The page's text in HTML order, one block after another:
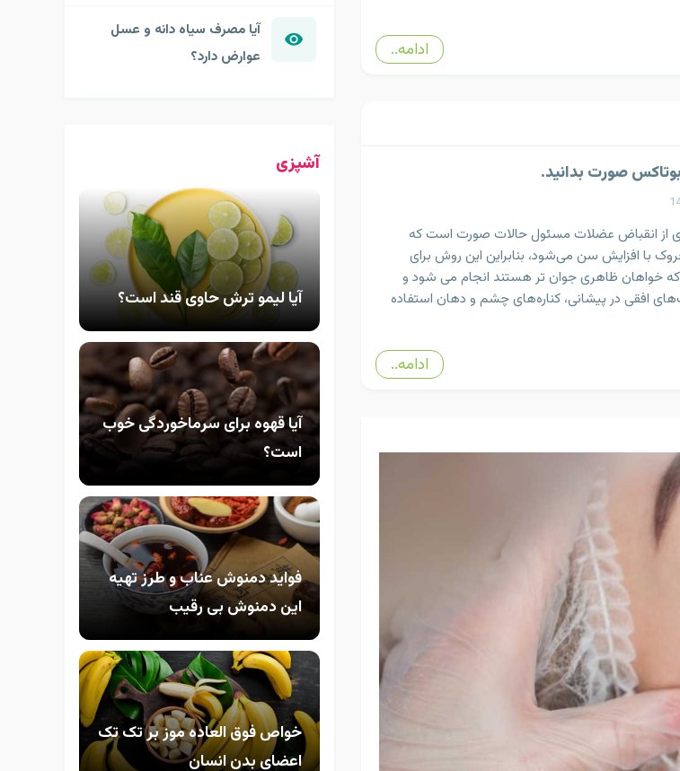
ادامه..
صورت بدانید.
از انقباض عضلات مسئول حالات صورت است که
با افزایش سن می‌شود، بنابراین این روش برای
که خواهان ظاهری جوان ‌تر هستند انجام می ‌شود و
افقی در پیشانی، کناره‌های چشم و دهان استفاده
ادامه..
آیا مصرف سیاه دانه و عسل
عوارض دارد؟
آشپزی
آیا لیمو ترش حاوی قند است؟
آیا قهوه برای سرماخوردگی خوب
است؟
فواید دمنوش عناب و طرز تهیه
این دمنوش بی رقیب
خواص فوق العاده موز بر تک تک
اعضای بدن انسان